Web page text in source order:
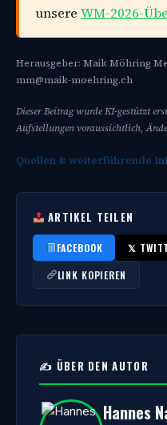
unsere WM-2026-
Herausgeber: Maik Möhring
mm@maik-moehring.ch
Dieser Beitrag wurde KI-gestützt
Aufstellungen voraussichtlich,
Quellen & weiterführende
ARTIKEL TEILEN
FACEBOOK 𝕏
LINK KOPIEREN
✍️ ÜBER DEN AUTOR
Hannes